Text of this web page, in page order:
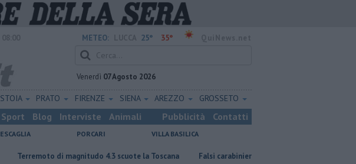
METEO: 25° 35°
Venerdì 07 Agosto 2026
PRATO FIRENZE SIENA AREZZO GROSSETO
Sport Blog Interviste Animali Pubblicità Contatti
PORCARI VILLA BASILICA
magnitudo 4.3 scuote la Toscana Falsi carabinieri fanno truffe coi bambini in auto